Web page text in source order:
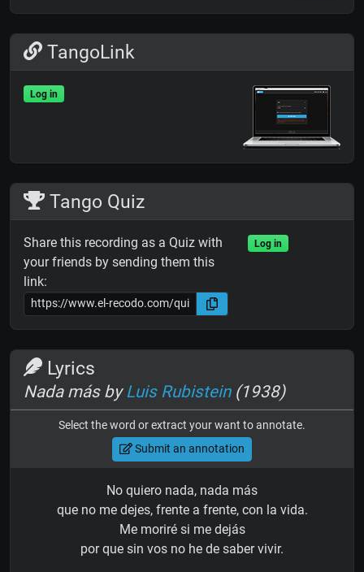
TangoLink
Log in
Tango Quiz
Share this recording as a Quiz with
your friends by sending them this
link:
Log in
Lyrics
Nada más by Luis Rubistein(1938)
Select the word or extract your want to annotate.
Submit an annotation
No quiero nada, nada más
que no me dejes, frente a frente, con la vida.
Me moriré si me dejás
por que sin vos no he de saber vivir.